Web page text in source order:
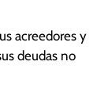
acreedores y
deudas no